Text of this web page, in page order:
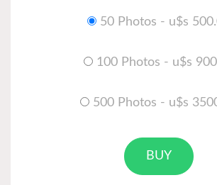
50 Photos - u$s
100 Photos - u$s
500 Photos - u$s
BUY